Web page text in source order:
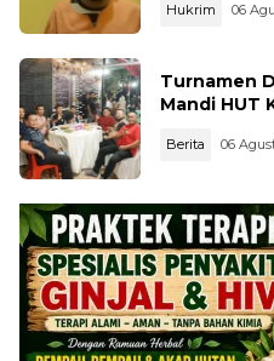
Hukrim 06
Turnamen
Mandi HUT
Berita 06